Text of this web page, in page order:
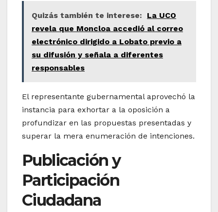
Quizás también te interese:
La UCO
revela que Moncloa accedió al correo
electrónico dirigido a Lobato previo a
su difusión y señala a diferentes
responsables
El representante gubernamental aprovechó la
instancia para exhortar a la oposición a
profundizar en las propuestas presentadas y
superar la mera enumeración de intenciones.
Publicación y
Participación
Ciudadana